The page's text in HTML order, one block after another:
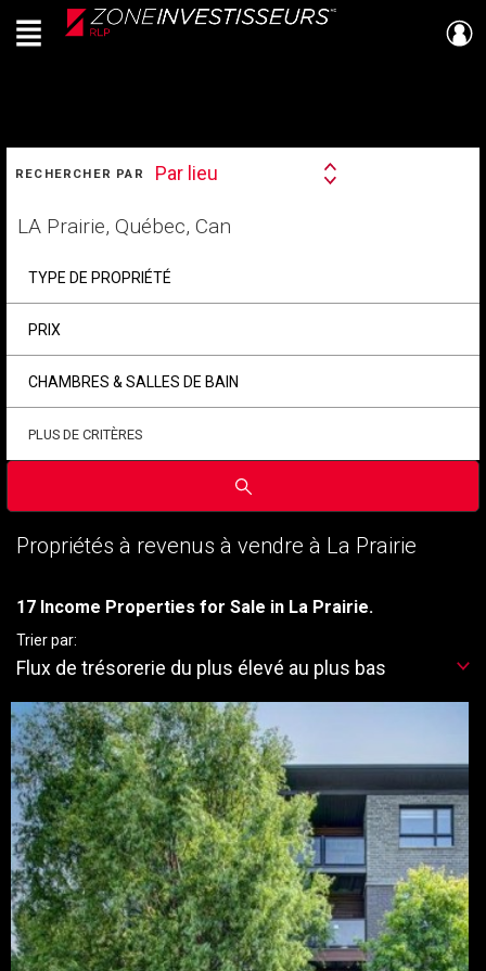
Live
En Direct
Menu
RECHERCHER PAR
Search
Par lieu
votre
TYPE DE PROPRIÉTÉ
PRIX
CHAMBRES & SALLES DE BAIN
PLUS DE CRITÈRES
Soumettre
Propriétés à revenus à vendre à La Prairie
17 Income Properties for Sale in La Prairie.
Trier par:
Flux de trésorerie du plus élevé au plus bas